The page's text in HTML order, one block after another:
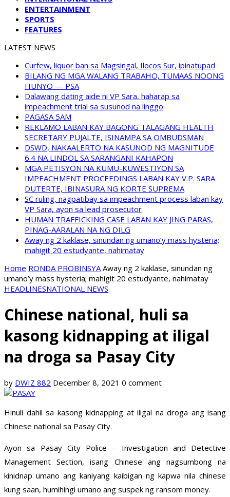
ENTERTAINMENT
SPORTS
FEATURES
LATEST NEWS
Curfew, liquor ban sa Magsingal, Ilocos Sur, ipinatupad
BILANG NG MGA WALANG TRABAHO, TUMAAS NOONG
HUNYO — PSA
Dalawang dating aide ni VP Sara, haharap sa
impeachment trial sa susunod na linggo
PAGASA 5AM
REKLAMO LABAN KAY BAGONG TALAGANG HEALTH
SECRETARY PUJALTE, ISINAMPA SA OMBUDSMAN
DSWD, NAKAALERTO NA KASUNOD NG MAGNITUDE
6.4 NA LINDOL SA SARANGANI KAHAPON
MGA PETISYON NA KUMU-KUWESTIYON SA
IMPEACHMENT PROCEEDINGS LABAN KAY V.P. SARA
DUTERTE, IBINASURA NG KORTE SUPREMA
SC ruling, nagpatibay sa impeachment process laban kay
VP Sara, ayon sa lead prosecutor
HUMAN TRAFFICKING CASE LABAN KAY JING PARAS,
PINAG-AARALAN NA NG DILG
Away ng 2 kaklase, sinundan ng umano’y mass hysteria;
mahigit 20 estudyante, nahimatay
Home RONDA PROBINSYA Away ng 2 kaklase, sinundan ng
umano’y mass hysteria; mahigit 20 estudyante, nahimatay
HEADLINESNATIONAL NEWS
Chinese national, huli sa
kasong kidnapping at iligal
na droga sa Pasay City
by DWIZ 882 December 8, 2021 0 comment
Hinuli dahil sa kasong kidnapping at iligal na droga ang isang
Chinese national sa Pasay City.
Ayon sa Pasay City Police – Investigation and Detective
Management Section, isang Chinese ang nagsumbong na
kinidnap umano ang kaniyang kaibigan ng kapwa nila chinese
kung saan, humihingi umano ang suspek ng ransom money.